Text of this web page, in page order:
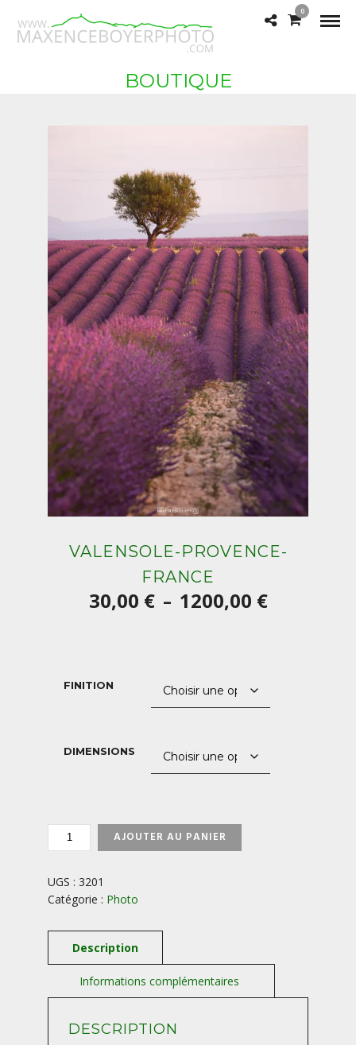
0
BOUTIQUE
VALENSOLE-PROVENCE-
FRANCE
30,00 € – 1200,00 €Plage
à
FINITION
DIMENSIONS
QUANTITÉ
PROVENCE-
FRANCE
AJOUTER AU PANIER
UGS : 3201
Catégorie : Photo
DESCRIPTION